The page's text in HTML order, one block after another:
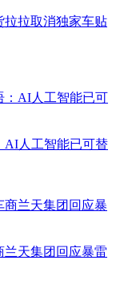
拉拉取消独家车贴
AI人工智能已可替
兰天集团回应暴雷